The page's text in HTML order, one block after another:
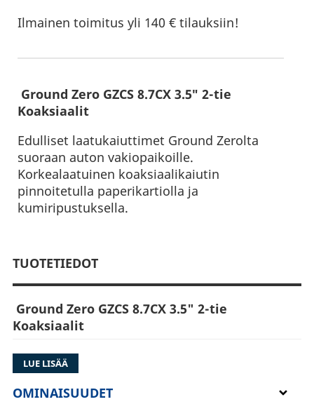
Ilmainen toimitus yli 140 € tilauksiin!
Ground Zero GZCS 8.7CX 3.5″ 2-tie
Koaksiaalit
Edulliset laatukaiuttimet Ground Zerolta
suoraan auton vakiopaikoille.
Korkealaatuinen koaksiaalikaiutin
pinnoitetulla paperikartiolla ja
kumiripustuksella.
TUOTETIEDOT
Ground Zero GZCS 8.7CX 3.5" 2-tie
Koaksiaalit
Tyyppi: 2-suuntainen koaksiaali
LUE LISÄÄ
OMINAISUUDET